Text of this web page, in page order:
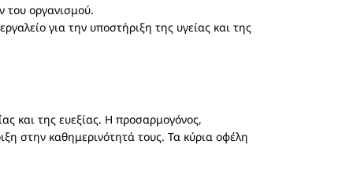
του οργανισμού.
για την υποστήριξη της υγείας και της
και της ευεξίας. Η προσαρμογόνος,
στην καθημερινότητά τους. Τα κύρια οφέλη